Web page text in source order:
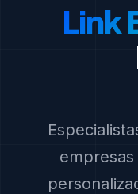
Link